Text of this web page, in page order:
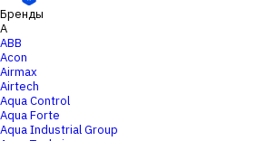
Бренды
A
ABB
Acon
Airmax
Airtech
Aqua Control
Aqua Forte
Aqua Industrial Group